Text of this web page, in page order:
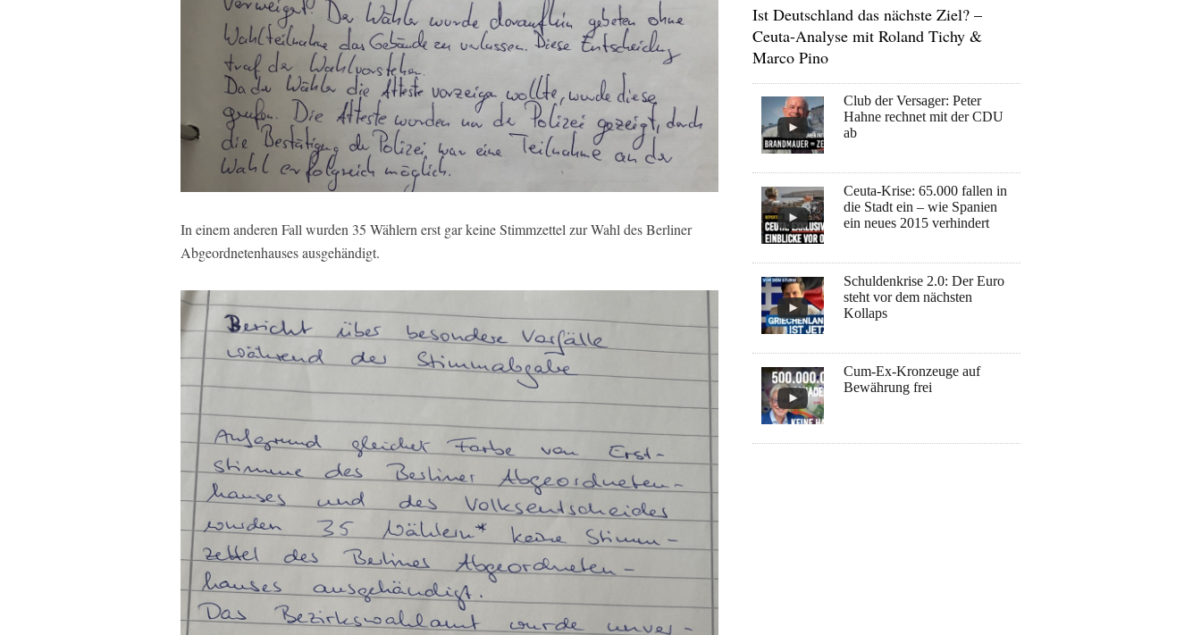
In einem anderen Fall wurden 35 Wählern erst gar keine Stimmzettel zur Wahl des Berliner
Abgeordnetenhauses ausgehändigt.
Ist Deutschland das nächste Ziel? –
Ceuta-Analyse mit Roland Tichy &
Marco Pino
Club der Versager: Peter
Hahne rechnet mit der CDU
ab
Ceuta-Krise: 65.000 fallen in
die Stadt ein – wie Spanien
ein neues 2015 verhindert
Schuldenkrise 2.0: Der Euro
steht vor dem nächsten
Kollaps
Cum-Ex-Kronzeuge auf
Bewährung frei